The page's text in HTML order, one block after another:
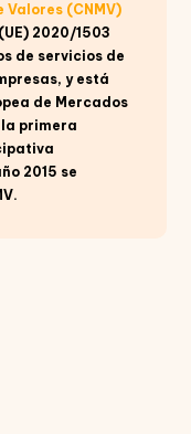
(CNMV)
2020/1503
de servicios de
y está
de Mercados
la primera
2015 se